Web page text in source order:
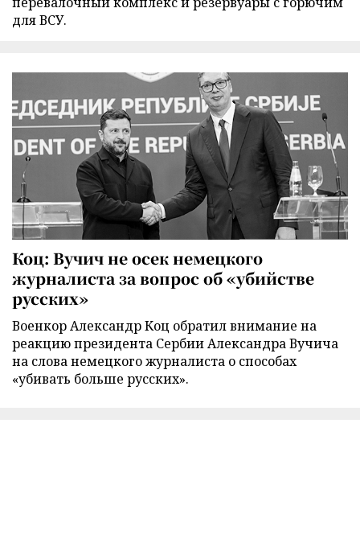
для ВСУ.
Коц: Вучич не осек немецкого
журналиста за вопрос об «убийстве
русских»
Военкор Александр Коц обратил внимание на
реакцию президента Сербии Александра Вучича
на слова немецкого журналиста о способах
«убивать больше русских».